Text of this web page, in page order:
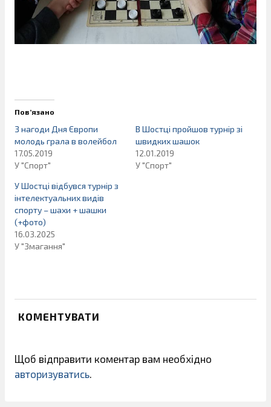
Пов’язано
З нагоди Дня Європи
молодь грала в волейбол
17.05.2019
У "Спорт"
В Шостці пройшов турнір зі
швидких шашок
12.01.2019
У "Спорт"
У Шостці відбувся турнір з
інтелектуальних видів
спорту – шахи + шашки
(+фото)
16.03.2025
У "Змагання"
КОМЕНТУВАТИ
Щоб відправити коментар вам необхідно
авторизуватись.